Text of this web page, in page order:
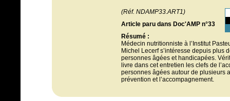
(Réf. NDAMP33.ART1)
Article paru dans Doc'AMP n°33
Résumé :
Médecin nutritionniste à l’Institut
Michel Lecerf s’intéresse depuis plus
personnes âgées et handicapées.
livre dans cet entretien les clefs de
personnes âgées autour de plusieurs
prévention et l’accompagnement.